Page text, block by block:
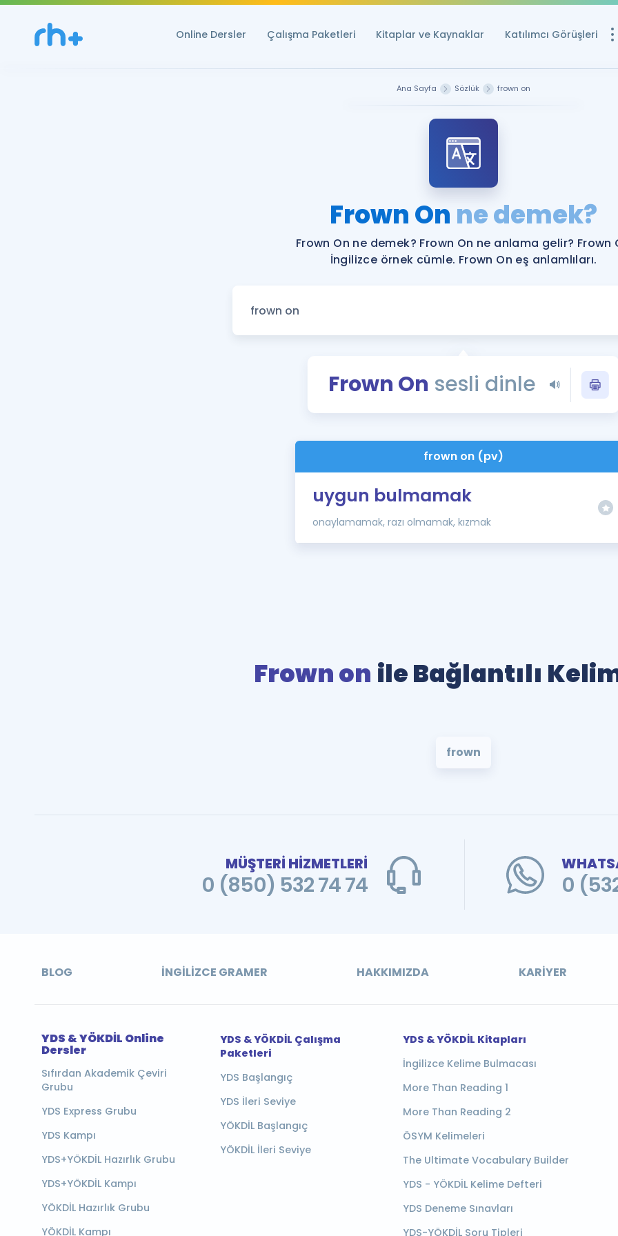
Online Dersler Çalışma Paketleri Kitaplar ve Kaynaklar Katılımcı Görüşleri
YDS ve YÖKDİL
YDS ve YÖKDİL'e
Tüm ÖSYM
YDS - YÖKDİL
İngilizce Gramer
Ana Sayfa Sözlük frown on
Frown On ne demek?
Frown On ne demek? Frown On ne anlama gelir? Frown
İngilizce örnek cümle. Frown On eş anlamlıları.
Frown On sesli dinle
frown on (pv)
uygun bulmamak
onaylamamak, razı olmamak, kızmak
Frown on ile Bağlantılı
frown
MÜŞTERİ HİZMETLERİ
0 (850) 532 74 74 0
BLOG İNGILIZCE GRAMER HAKKIMIZDA KARIYER
YDS & YÖKDİL Online
Dersler
Sıfırdan Akademik Çeviri
Grubu
YDS Express Grubu
YDS Kampı
YDS+YÖKDİL Hazırlık Grubu
YDS+YÖKDİL Kampı
YÖKDİL Hazırlık Grubu
YÖKDİL Kampı
YDS & YÖKDİL Çalışma
Paketleri
YDS Başlangıç
YDS İleri Seviye
YÖKDİL Başlangıç
YÖKDİL İleri Seviye
YDS & YÖKDİL Kitapları
İngilizce Kelime Bulmacası
More Than Reading 1
More Than Reading 2
ÖSYM Kelimeleri
The Ultimate Vocabulary Builder
YDS - YÖKDİL Kelime Defteri
YDS Deneme Sınavları
YDS-YÖKDİL Soru Tipleri